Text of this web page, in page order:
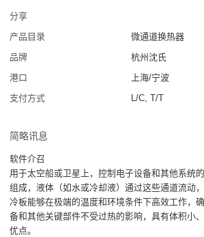
分享
产品目录
微通道换热器
品牌
杭州沈氏
港口
上海/宁波
支付方式
L/C, T/T
简略讯息
软件介召
用于太空船或卫星上，控制电子设备和其他系统
组成，液体（如水或冷却液）通过这些通道流动
冷板能够在极端的温度和环境条件下高效工作，
备和其他关键部件不受过热的影响，具有体积小
优点。